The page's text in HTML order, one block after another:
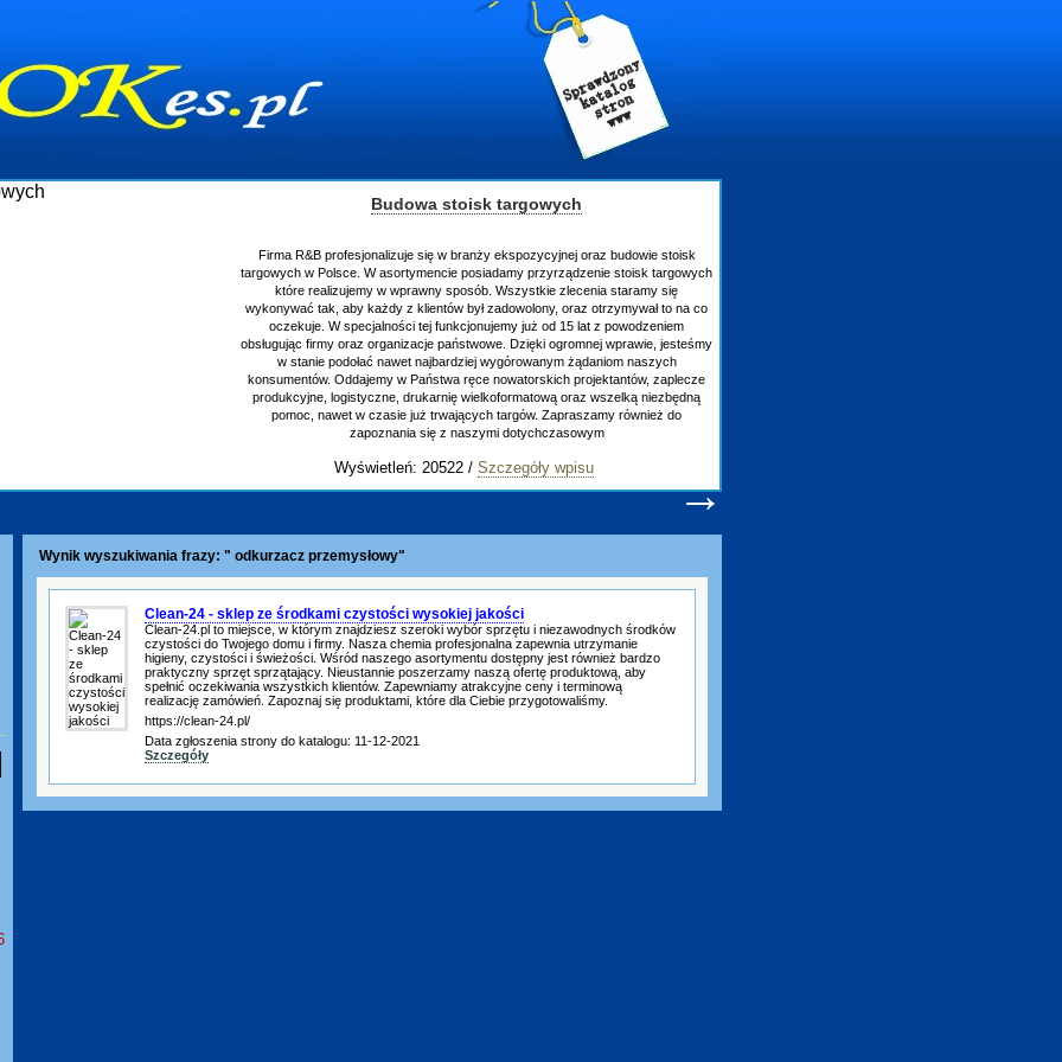
Budowa stoisk targowych
Firma R&B profesjonalizuje się w branży ekspozycyjnej oraz budowie stoisk
targowych w Polsce. W asortymencie posiadamy przyrządzenie stoisk targowych
które realizujemy w wprawny sposób. Wszystkie zlecenia staramy się
wykonywać tak, aby każdy z klientów był zadowolony, oraz otrzymywał to na co
oczekuje. W specjalności tej funkcjonujemy już od 15 lat z powodzeniem
obsługując firmy oraz organizacje państwowe. Dzięki ogromnej wprawie, jesteśmy
w stanie podołać nawet najbardziej wygórowanym żądaniom naszych
konsumentów. Oddajemy w Państwa ręce nowatorskich projektantów, zaplecze
produkcyjne, logistyczne, drukarnię wielkoformatową oraz wszelką niezbędną
pomoc, nawet w czasie już trwających targów. Zapraszamy również do
zapoznania się z naszymi dotychczasowym
Wyświetleń: 20522 / Szczegóły wpisu
→
Wynik wyszukiwania frazy: " odkurzacz przemysłowy"
Clean-24 - sklep ze środkami czystości wysokiej jakości
Clean-24.pl to miejsce, w którym znajdziesz szeroki wybór sprzętu i niezawodnych środków
czystości do Twojego domu i firmy. Nasza chemia profesjonalna zapewnia utrzymanie
higieny, czystości i świeżości. Wśród naszego asortymentu dostępny jest również bardzo
praktyczny sprzęt sprzątający. Nieustannie poszerzamy naszą ofertę produktową, aby
spełnić oczekiwania wszystkich klientów. Zapewniamy atrakcyjne ceny i terminową
realizację zamówień. Zapoznaj się produktami, które dla Ciebie przygotowaliśmy.
https://clean-24.pl/
Data zgłoszenia strony do katalogu: 11-12-2021
Szczegóły